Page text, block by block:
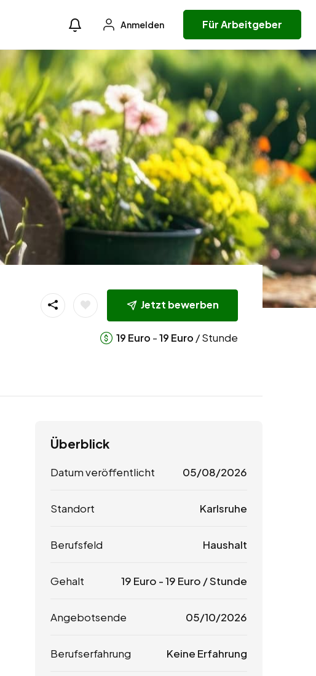
Anmelden Für Arbeitgeber
Jetzt bewerben
19 Euro -19 Euro / Stunde
Überblick
Datum veröffentlicht 05/08/2026
Standort Karlsruhe
Berufsfeld Haushalt
Gehalt 19 Euro -19 Euro / Stunde
Angebotsende 05/10/2026
Berufserfahrung Keine Erfahrung